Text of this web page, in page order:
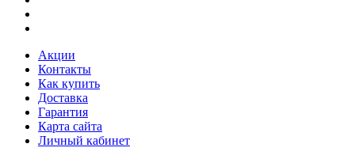
Акции
Контакты
Как купить
Доставка
Гарантия
Карта сайта
Личный кабинет